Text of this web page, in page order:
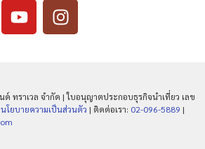
ทราเวล จำกัด | ใบอนุญาตประกอบธุรกิจนำเที่ยว เลข
นโยบายความเป็นส่วนตัว | ติดต่อเรา: 02-096-5889 |